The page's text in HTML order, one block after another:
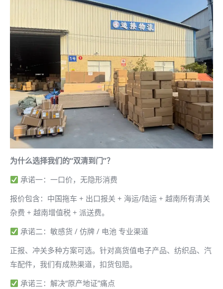
为什么选择我们的“双清到门”？
承诺一：一口价，无隐形消费
报价包含：中国拖车 + 出口报关 + 海运/陆运 + 越南所有清关
杂费 + 越南增值税 + 派送费。
承诺二：敏感货 / 仿牌 / 电池 专业渠道
正报、冲关多种方案可选。针对高货值电子产品、纺织品、汽
车配件，我们有成熟渠道，扣货包赔。
承诺三：解决“原产地证”痛点